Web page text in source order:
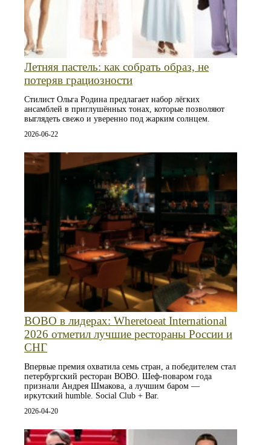
Летняя пастель: как собрать образ, не
потеряв грациозности
Стилист Ольга Родина предлагает набор лёгких
ансамблей в приглушённых тонах, которые позволяют
выглядеть свежо и уверенно под жарким солнцем.
2026-06-22
BOBO в лидерах: Wheretoeat International
2026 отметил лучшие рестораны России и
СНГ
Впервые премия охватила семь стран, а победителем стал
петербургский ресторан BOBO. Шеф-поваром года
признали Андрея Шмакова, а лучшим баром —
иркутский humble. Social Club + Bar.
2026-04-20